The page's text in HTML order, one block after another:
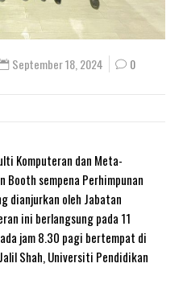
September 18, 2024
0
Komputeran dan Meta-
Booth sempena Perhimpunan
dianjurkan oleh Jabatan
ini berlangsung pada 11
jam 8.30 pagi bertempat di
Shah, Universiti Pendidikan